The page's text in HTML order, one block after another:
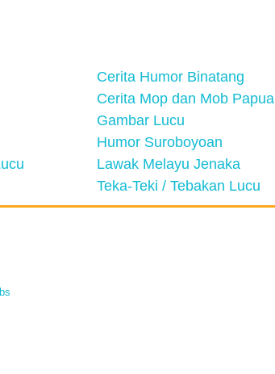
Cerita Humor Binatang
Cerita Mop dan Mob Papua
Gambar Lucu
Humor Suroboyoan
Lawak Melayu Jenaka
Teka-Teki / Tebakan Lucu